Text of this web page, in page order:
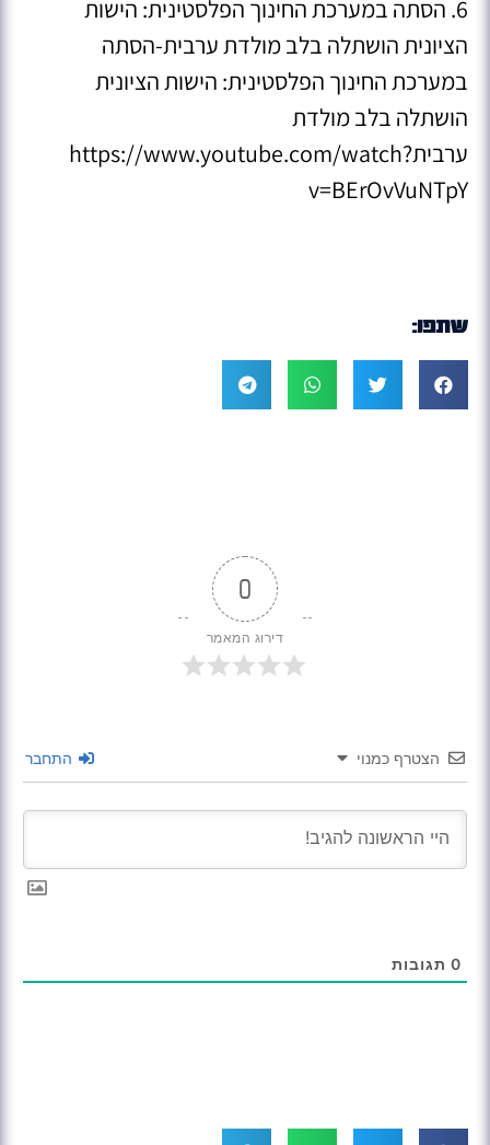
6. הסתה במערכת החינוך הפלסטינית: הישות
הציונית הושתלה בלב מולדת ערבית-הסתה
במערכת החינוך הפלסטינית: הישות הציונית
הושתלה בלב מולדת
ערביתhttps://www.youtube.com/watch?
v=BErOvVuNTpY
שתפו:
0
דירוג המאמר
הצטרף כמנוי התחבר
0 תגובות